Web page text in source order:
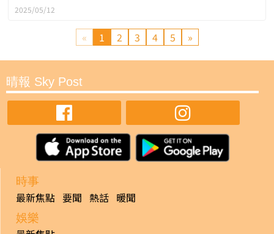
2025/05/12
« 1 2 3 4 5 »
晴報 Sky Post
時事
最新焦點 要聞 熱話 暖聞
娛樂